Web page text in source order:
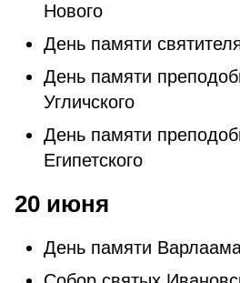
Нового
День памяти
День памяти
Угличского
День памяти
Египетского
20 июня
День памяти